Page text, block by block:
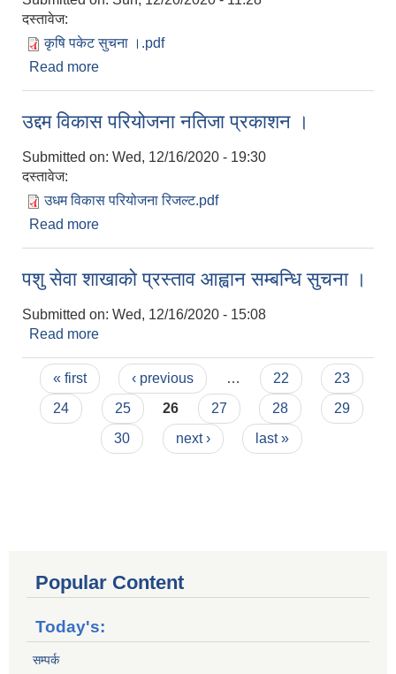
दस्तावेज:
कृषि पकेट सुचना ।.pdf
Read more
उद्दम विकास परियोजना नतिजा प्रकाशन ।
Submitted on: Wed, 12/16/2020 - 19:30
दस्तावेज:
उधम विकास परियोजना रिजल्ट.pdf
Read more
पशु सेवा शाखाको प्रस्ताव आह्वान सम्बन्धि सुचना ।
Submitted on: Wed, 12/16/2020 - 15:08
Read more
Pages
« first ‹ previous … 22
23
24
25 26 27 28
29
30
next › last »
Popular Content
Today's:
सम्पर्क